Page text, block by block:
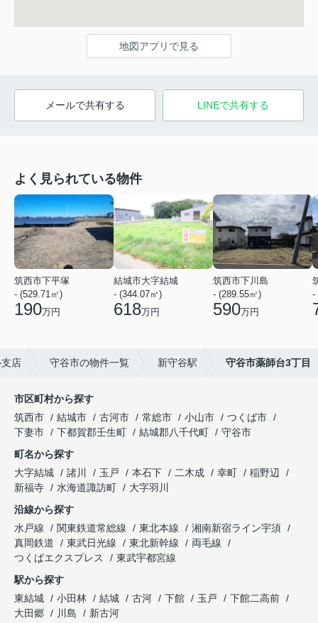
地図アプリで見る
メールで共有する LINEで共有する
よく見られている物件
筑西市下平塚
- (529.71㎡)
190万円
結城市大字結城
- (344.07㎡)
618万円
筑西市下川島
- (289.55㎡)
590万円
-
店 守谷市の物件一覧 新守谷駅 守谷市薬師台3丁目
市区町村から探す
筑西市
結城市 古河市 常総市 小山市
つくば市
下妻市
下都賀郡壬生町 結城郡八千代町
守谷市
町名から探す
大字結城
諸川 玉戸 本石下 二木成 幸町
稲野辺
新福寺
水海道諏訪町
大字羽川
沿線から探す
水戸線
関東鉄道常総線 東北本線
湘南新宿ライン宇須
真岡鉄道
東武日光線 東北新幹線
両毛線
つくばエクスプレス
東武宇都宮線
駅から探す
東結城
小田林 結城 古河 下館 玉戸
下館二高前
大田郷
川島 新古河